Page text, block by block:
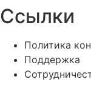
Ссылки
Политика
Поддержка